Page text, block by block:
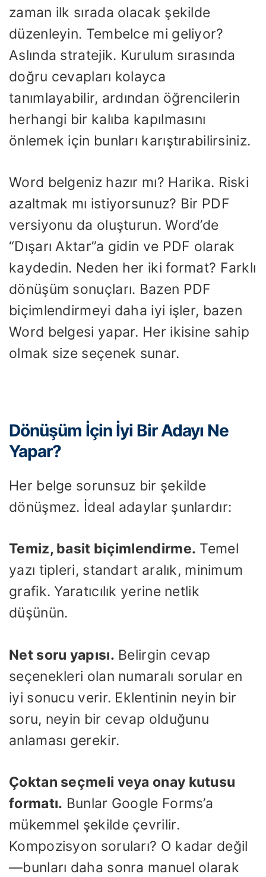
zaman ilk sırada olacak şekilde
düzenleyin. Tembelce mi geliyor?
Aslında stratejik. Kurulum sırasında
doğru cevapları kolayca
tanımlayabilir, ardından öğrencilerin
herhangi bir kalıba kapılmasını
önlemek için bunları karıştırabilirsiniz.
Word belgeniz hazır mı? Harika. Riski
azaltmak mı istiyorsunuz? Bir PDF
versiyonu da oluşturun. Word’de
“Dışarı Aktar”a gidin ve PDF olarak
kaydedin. Neden her iki format? Farklı
dönüşüm sonuçları. Bazen PDF
biçimlendirmeyi daha iyi işler, bazen
Word belgesi yapar. Her ikisine sahip
olmak size seçenek sunar.
Dönüşüm İçin İyi Bir Adayı Ne
Yapar?
Her belge sorunsuz bir şekilde
dönüşmez. İdeal adaylar şunlardır:
Temiz, basit biçimlendirme. Temel
yazı tipleri, standart aralık, minimum
grafik. Yaratıcılık yerine netlik
düşünün.
Net soru yapısı. Belirgin cevap
seçenekleri olan numaralı sorular en
iyi sonucu verir. Eklentinin neyin bir
soru, neyin bir cevap olduğunu
anlaması gerekir.
Çoktan seçmeli veya onay kutusu
formatı. Bunlar Google Forms’a
mükemmel şekilde çevrilir.
Kompozisyon soruları? O kadar değil
—bunları daha sonra manuel olarak